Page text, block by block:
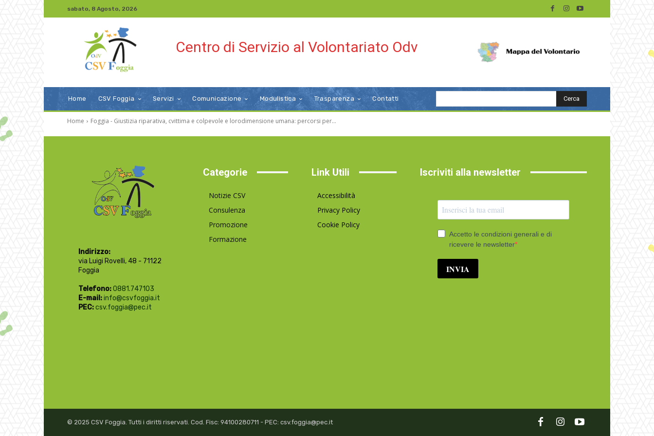
sabato, 8 Agosto, 2026
Centro di Servizio al Volontariato Odv
Home CSV Foggia Servizi Comunicazione Modulistica Trasparenza Contatti Cerca
Home Foggia - Giustizia riparativa, cvittima e colpevole e lorodimensione umana: percorsi per...
Indirizzo:
via Luigi Rovelli, 48 - 71122
Foggia
Telefono:0881.747103
E-mail:info@csvfoggia.it
PEC:csv.foggia@pec.it
Categorie
Notizie CSV
Consulenza
Promozione
Formazione
Link Utili
Accessibilità
Privacy Policy
Cookie Policy
Iscriviti alla newsletter
© 2025 CSV Foggia. Tutti i diritti riservati. Cod. Fisc: 94100280711 - PEC: csv.foggia@pec.it